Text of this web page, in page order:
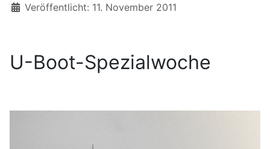
Details
Veröffentlicht: 11. November 2011
U-Boot-Spezialwoche